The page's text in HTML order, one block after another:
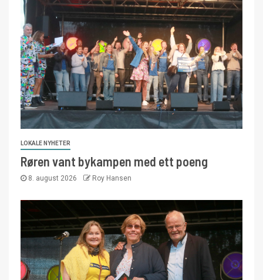
LOKALE NYHETER
Røren vant bykampen med ett poeng
8. august 2026 Roy Hansen